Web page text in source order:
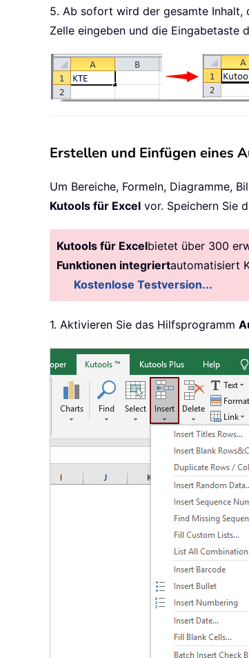
5. Ab sofort wird der gesamte Inhalt,
Zelle eingeben und die Eingabetaste
Erstellen und Einfügen eines
Um Bereiche, Formeln, Diagramme,
Kutools für Excel vor. Speichern Sie
Kutools für Excelbietet über 300
Funktionen integriertautomatisiert
Kostenlose Testversion...
1. Aktivieren Sie das Hilfsprogramm